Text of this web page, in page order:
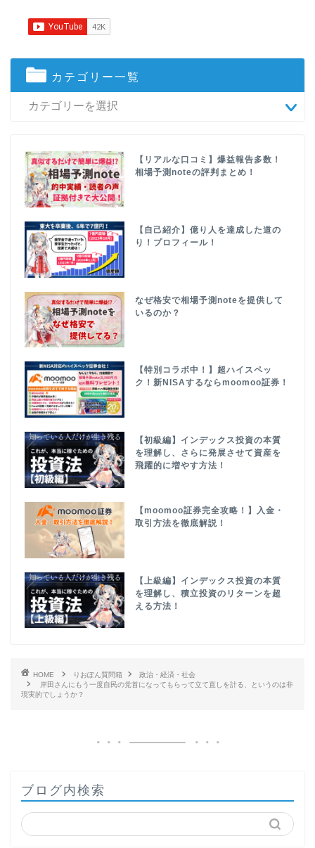
カテゴリー一覧
【リアルな口コミ】爆益報告多数！
相場予測noteの評判まとめ！
【自己紹介】億り人を達成した道の
り！プロフィール！
なぜ格安で相場予測noteを提供して
いるのか？
【特別コラボ中！】超ハイスペッ
ク！新NISAするならmoomoo証券！
【初級編】インデックス投資の本質
を理解し、さらに発展させて資産を
飛躍的に増やす方法！
【moomoo証券完全攻略！】入金・
取引方法を徹底解説！
【上級編】インデックス投資の本質
を理解し、積立投資のリターンを超
える方法！
HOME りおぽん質問箱
政治・経済・社会
岸田さんにもう一度自民の党首になってもらって立て直しを計る、というのは非
現実的でしょうか？
ブログ内検索